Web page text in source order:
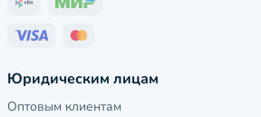
Юридическим лицам
Оптовым клиентам